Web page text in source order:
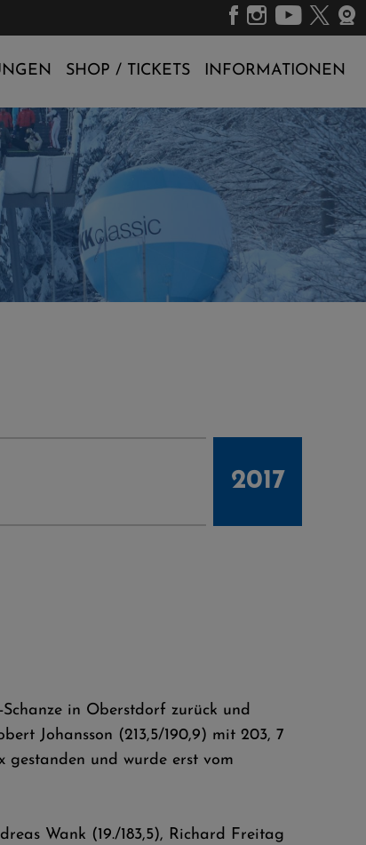
SHOP / TICKETS INFORMATIONEN
2017
in Oberstdorf zurück und
Johansson (213,5/190,9) mit 203, 7
und wurde erst vom
Wank (19./183,5), Richard Freitag